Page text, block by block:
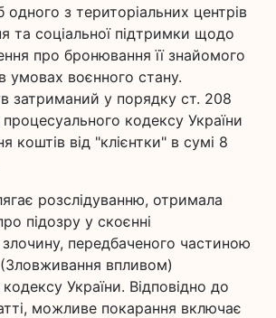
одного з територіальних центрів
та соціальної підтримки щодо
про бронювання її знайомого
в умовах воєнного стану.
затриманий у порядку ст. 208
кодексу України
коштів від "клієнтки" в сумі 8
розслідуванню, отримала
підозру у скоєнні
передбаченого частиною
впливом)
України. Відповідно до
можливе покарання включає